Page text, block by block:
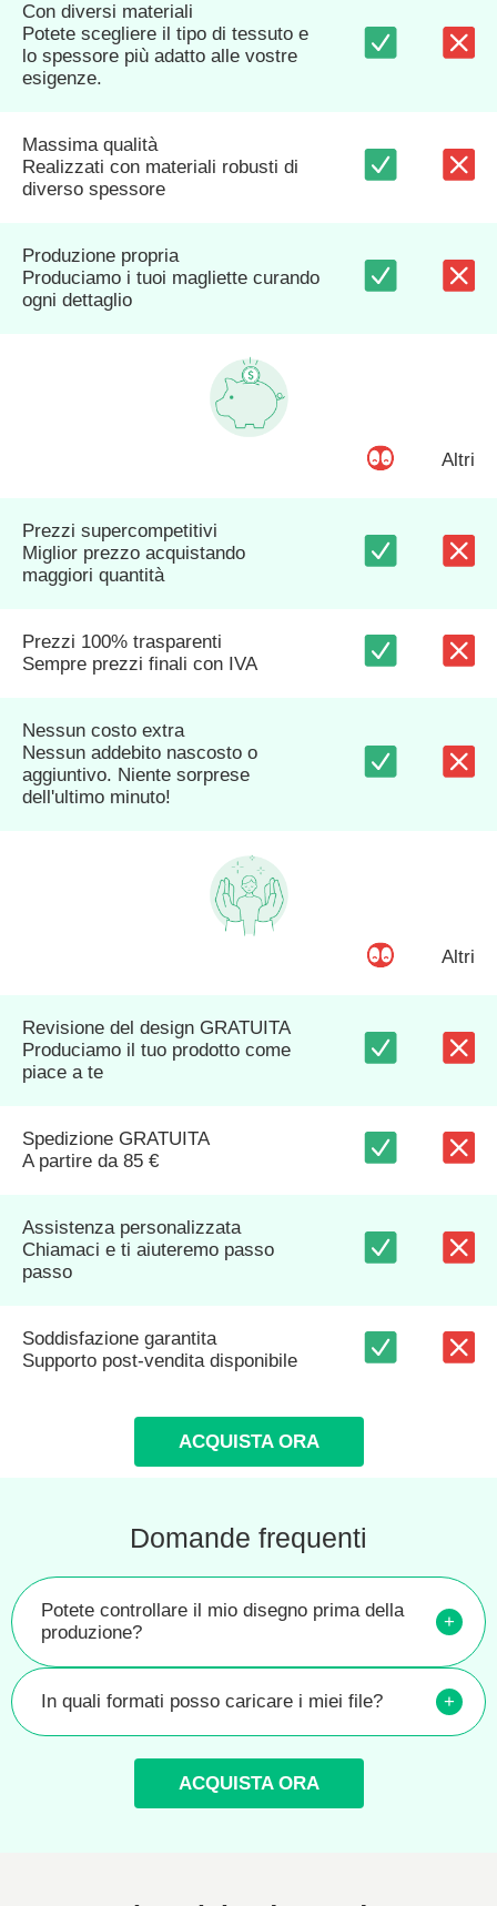
Con diversi materiali
Potete scegliere il tipo di tessuto e
lo spessore più adatto alle vostre
esigenze.
Massima qualità
Realizzati con materiali robusti di
diverso spessore
Produzione propria
Produciamo i tuoi magliette curando
ogni dettaglio
Altri
Prezzi supercompetitivi
Miglior prezzo acquistando
maggiori quantità
Prezzi 100% trasparenti
Sempre prezzi finali con IVA
Nessun costo extra
Nessun addebito nascosto o
aggiuntivo. Niente sorprese
dell'ultimo minuto!
Altri
Revisione del design GRATUITA
Produciamo il tuo prodotto come
piace a te
Spedizione GRATUITA
A partire da 85 €
Assistenza personalizzata
Chiamaci e ti aiuteremo passo
passo
Soddisfazione garantita
Supporto post-vendita disponibile
ACQUISTA ORA
Domande frequenti
Potete controllare il mio disegno prima della
produzione?
+
In quali formati posso caricare i miei file? +
ACQUISTA ORA